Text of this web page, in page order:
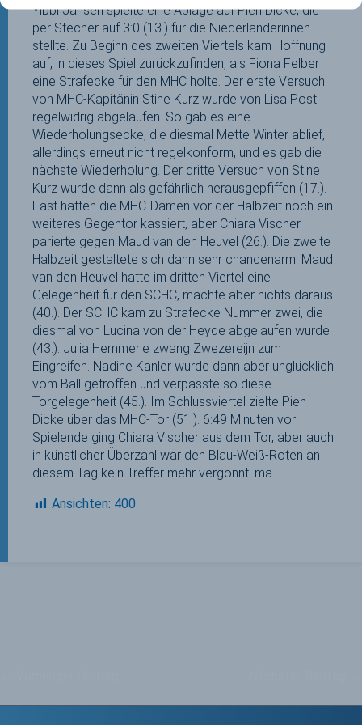
Yibbi Jansen spielte eine Ablage auf Pien Dicke, die
per Stecher auf 3:0 (13.) für die Niederländerinnen
stellte. Zu Beginn des zweiten Viertels kam Hoffnung
auf, in dieses Spiel zurückzufinden, als Fiona Felber
eine Strafecke für den MHC holte. Der erste Versuch
von MHC-Kapitänin Stine Kurz wurde von Lisa Post
regelwidrig abgelaufen. So gab es eine
Wiederholungsecke, die diesmal Mette Winter ablief,
allerdings erneut nicht regelkonform, und es gab die
nächste Wiederholung. Der dritte Versuch von Stine
Kurz wurde dann als gefährlich herausgepfiffen (17.).
Fast hätten die MHC-Damen vor der Halbzeit noch ein
weiteres Gegentor kassiert, aber Chiara Vischer
parierte gegen Maud van den Heuvel (26.). Die zweite
Halbzeit gestaltete sich dann sehr chancenarm. Maud
van den Heuvel hatte im dritten Viertel eine
Gelegenheit für den SCHC, machte aber nichts daraus
(40.). Der SCHC kam zu Strafecke Nummer zwei, die
diesmal von Lucina von der Heyde abgelaufen wurde
(43.). Julia Hemmerle zwang Zwezereijn zum
Eingreifen. Nadine Kanler wurde dann aber unglücklich
vom Ball getroffen und verpasste so diese
Torgelegenheit (45.). Im Schlussviertel zielte Pien
Dicke über das MHC-Tor (51.). 6:49 Minuten vor
Spielende ging Chiara Vischer aus dem Tor, aber auch
in künstlicher Überzahl war den Blau-Weiß-Roten an
diesem Tag kein Treffer mehr vergönnt. ma
Ansichten: 400